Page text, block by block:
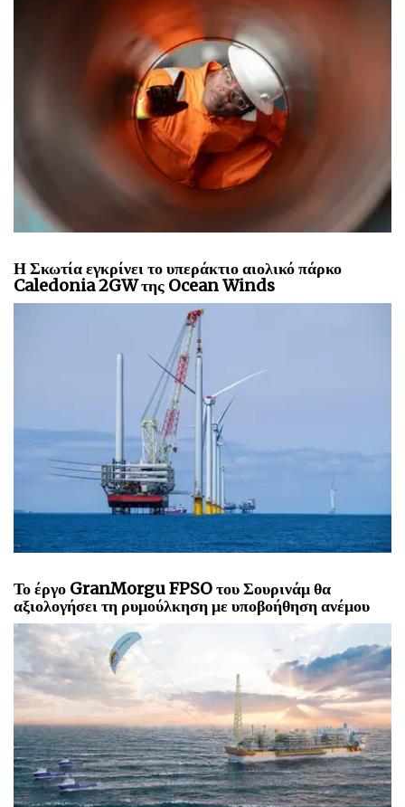
Η Σκωτία εγκρίνει το υπεράκτιο αιολικό πάρκο
Caledonia 2GW της Ocean Winds
Το έργο GranMorgu FPSO του Σουρινάμ θα
αξιολογήσει τη ρυμούλκηση με υποβοήθηση ανέμου